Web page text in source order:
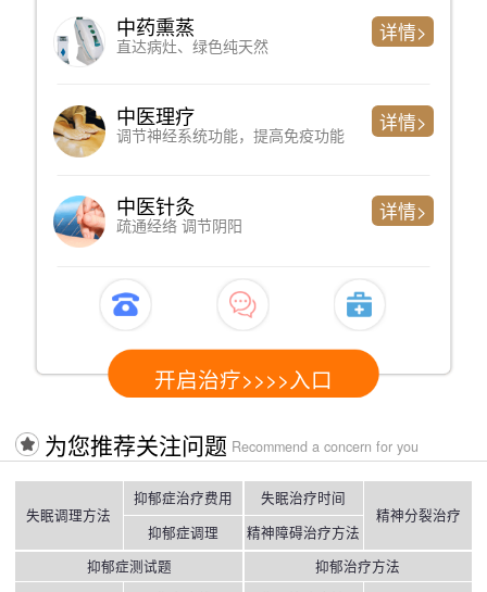
中药熏蒸
直达病灶、绿色纯天然
详情>
中医理疗
调节神经系统功能，提高免疫功能
详情>
中医针灸
疏通经络 调节阴阳
详情>
开启治疗>>>>入口
为您推荐关注问题 Recommend a concern for you
失眠调理方法
抑郁症治疗费用
抑郁症调理
失眠治疗时间
精神障碍治疗方法
精神分裂治疗
抑郁症测试题 抑郁治疗方法